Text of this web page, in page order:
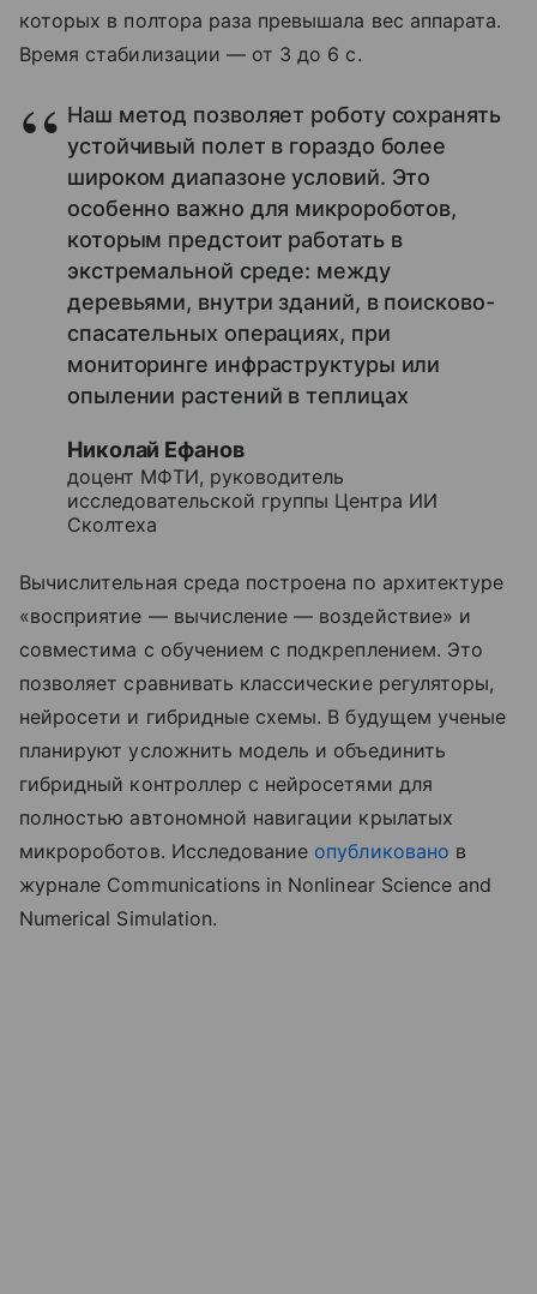
которых в полтора раза превышала вес аппарата.
Время стабилизации — от 3 до 6 с.
Наш метод позволяет роботу сохранять
устойчивый полет в гораздо более
широком диапазоне условий. Это
особенно важно для микророботов,
которым предстоит работать в
экстремальной среде: между
деревьями, внутри зданий, в поисково-
спасательных операциях, при
мониторинге инфраструктуры или
опылении растений в теплицах
Николай Ефанов
доцент МФТИ, руководитель
исследовательской группы Центра ИИ
Сколтеха
Вычислительная среда построена по архитектуре
«восприятие — вычисление — воздействие» и
совместима с обучением с подкреплением. Это
позволяет сравнивать классические регуляторы,
нейросети и гибридные схемы. В будущем ученые
планируют усложнить модель и объединить
гибридный контроллер с нейросетями для
полностью автономной навигации крылатых
микророботов. Исследование опубликовано в
журнале Communications in Nonlinear Science and
Numerical Simulation.